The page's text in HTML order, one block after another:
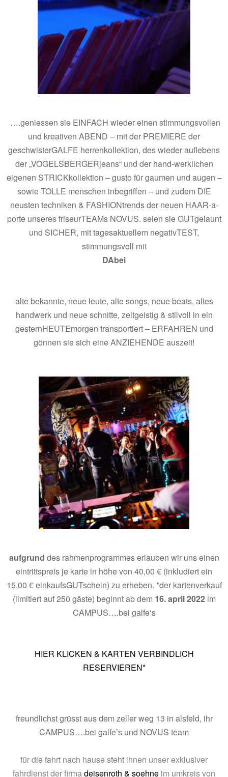
….geniessen sie EINFACH wieder einen stimmungsvollen
und kreativen ABEND – mit der PREMIERE der
geschwisterGALFE herrenkollektion, des wieder auflebens
der „VOGELSBERGERjeans“ und der hand-werklichen
eigenen STRICKkollektion – gusto für gaumen und augen –
sowie TOLLE menschen inbegriffen – und zudem DIE
neusten techniken & FASHIONtrends der neuen HAAR-a-
porte unseres friseurTEAMs NOVUS. seien sie GUTgelaunt
und SICHER, mit tagesaktuellem negativTEST,
stimmungsvoll mit
DAbei
alte bekannte, neue leute, alte songs, neue beats, altes
handwerk und neue schnitte, zeitgeistig & stilvoll in ein
gesternHEUTEmorgen transportiert – ERFAHREN und
gönnen sie sich eine ANZIEHENDE auszeit!
aufgrund des rahmenprogrammes erlauben wir uns einen
eintrittspreis je karte in höhe von 40,00 € (inkludiert ein
15,00 € einkaufsGUTschein) zu erheben. *der kartenverkauf
(limitiert auf 250 gäste) beginnt ab dem 16. april 2022im
CAMPUS….bei galfe‘s
HIER KLICKEN & KARTEN VERBINDLICH
RESERVIEREN*
freundlichst grüsst aus dem zeller weg 13 in alsfeld, ihr
CAMPUS….bei galfe’s und NOVUS team
für die fahrt nach hause steht ihnen unser exklusiver
fahrdienst der firmadeisenroth & soehne im umkreis von